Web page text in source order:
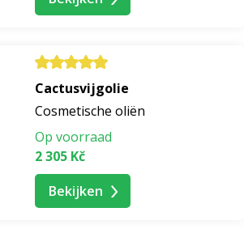
Cactusvijgolie
Cosmetische oliën
Op voorraad
2 305 Kč
Bekijken